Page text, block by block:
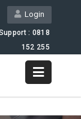
Login
: 0818
152 255
Support